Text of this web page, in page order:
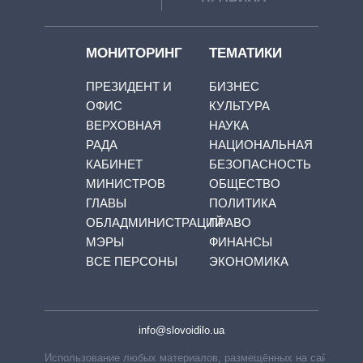
МОНИТОРИНГ
ПРЕЗИДЕНТ И
ОФИС
ВЕРХОВНАЯ
РАДА
КАБИНЕТ
МИНИСТРОВ
ГЛАВЫ
ОБЛАДМИНИСТРАЦИЙ
МЭРЫ
ВСЕ ПЕРСОНЫ
ТЕМАТИКИ
БИЗНЕС
КУЛЬТУРА
НАУКА
НАЦИОНАЛЬНАЯ
БЕЗОПАСНОСТЬ
ОБЩЕСТВО
ПОЛИТИКА
ПРАВО
ФИНАНСЫ
ЭКОНОМИКА
info@slovoidilo.ua
Использование любых материалов, размещённых на сайте,